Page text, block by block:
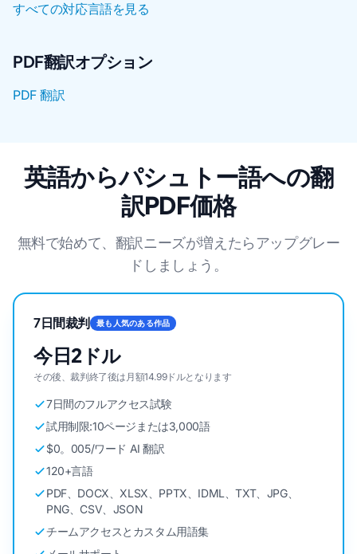
すべての対応言語を見る
PDF翻訳オプション
PDF 翻訳
英語からパシュトー語への翻
訳PDF価格
無料で始めて、翻訳ニーズが増えたらアップグレー
ドしましょう。
7日間裁判 最も人気のある作品
今日2ドル
その後、裁判終了後は月額14.99ドルとなります
7日間のフルアクセス試験
試用制限:10ページまたは3,000語
$0。005/ワード AI 翻訳
120+言語
PDF、DOCX、XLSX、PPTX、IDML、TXT、JPG、
PNG、CSV、JSON
チームアクセスとカスタム用語集